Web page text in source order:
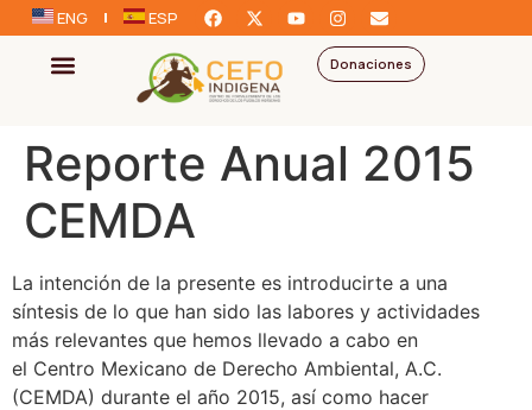
ENG ESP
Donaciones
Reporte Anual 2015
CEMDA
La intención de la presente es introducirte a una
síntesis de lo que han sido las labores y actividades
más relevantes que hemos llevado a cabo en
el Centro Mexicano de Derecho Ambiental, A.C.
(CEMDA) durante el año 2015, así como hacer